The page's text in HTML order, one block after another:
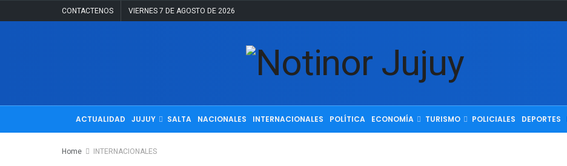
CONTACTENOS VIERNES 7 DE AGOSTO DE 2026
ACTUALIDAD JUJUY SALTA NACIONALES INTERNACIONALES POLÍTICA ECONOMÍA TURISMO POLICIALES DEPORTES
Home INTERNACIONALES